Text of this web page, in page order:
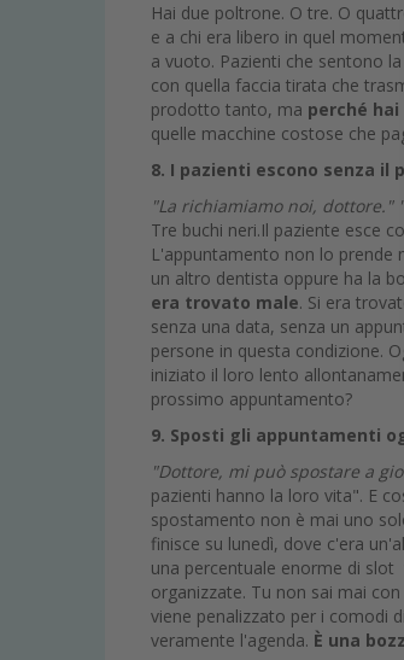
Hai due poltrone. O tre. O
e a chi era libero in quel
a vuoto. Pazienti che sentono
con quella faccia tirata che
prodotto tanto, ma perché
quelle macchine costose che
8. I pazienti escono senza il
"La richiamiamo noi, dottore."
Tre buchi neri.Il paziente esce
L'appuntamento non lo prende
un altro dentista oppure ha la
era trovato male. Si era
senza una data, senza un
persone in questa condizione.
iniziato il loro lento
prossimo appuntamento?
9. Sposti gli appuntamenti
"Dottore, mi può spostare a
pazienti hanno la loro vita". E
spostamento non è mai uno
finisce su lunedì, dove c'era
una percentuale enorme di
organizzate. Tu non sai mai
viene penalizzato per i comodi
veramente l'agenda. È una